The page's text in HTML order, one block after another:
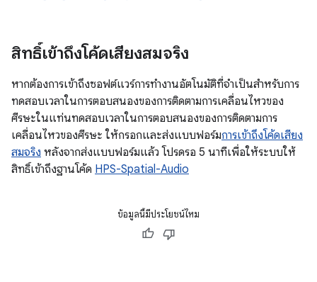
สิทธิ์เข้าถึงโค้ดเสียงสมจริง
หากต้องการเข้าถึงซอฟต์แวร์การทำงานอัตโนมัติที่จำเป็นสำหรับการ
ทดสอบเวลาในการตอบสนองของการติดตามการเคลื่อนไหวของ
ศีรษะในแท่นทดสอบเวลาในการตอบสนองของการติดตามการ
เคลื่อนไหวของศีรษะ ให้กรอกและส่งแบบฟอร์มการเข้าถึงโค้ดเสียง
สมจริง หลังจากส่งแบบฟอร์มแล้ว โปรดรอ 5 นาทีเพื่อให้ระบบให้
สิทธิ์เข้าถึงฐานโค้ด HPS-Spatial-Audio
ข้อมูลนี้มีประโยชน์ไหม